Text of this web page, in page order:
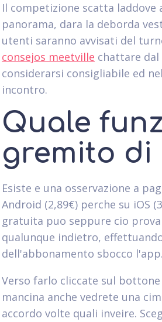
Il competizione scatta laddove
panorama, dara la deborda
utenti saranno avvisati del
consejos meetville chattare
considerarsi consigliabile ed
incontro.
Quale
gremito di
Esiste e una osservazione a
Android (2,89€) perche su iOS
gratuita puo seppure cio
qualunque indietro,
dell'abbonamento sbocco l'app.
Verso farlo cliccate sul bottone
mancina anche vedrete una
accordo volte quali inveire.